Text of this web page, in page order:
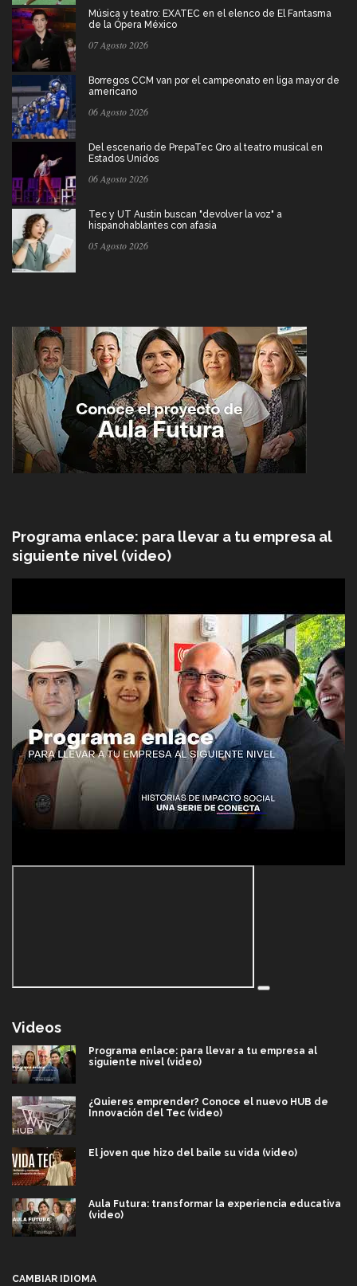
Música y teatro: EXATEC en el elenco de El Fantasma
de la Ópera México
07 Agosto 2026
Borregos CCM van por el campeonato en liga mayor de
americano
06 Agosto 2026
Del escenario de PrepaTec Qro al teatro musical en
Estados Unidos
06 Agosto 2026
Tec y UT Austin buscan "devolver la voz" a
hispanohablantes con afasia
05 Agosto 2026
Programa enlace: para llevar a tu empresa al
siguiente nivel (video)
Videos
Programa enlace: para llevar a tu empresa al
siguiente nivel (video)
¿Quieres emprender? Conoce el nuevo HUB de
Innovación del Tec (video)
El joven que hizo del baile su vida (video)
Aula Futura: transformar la experiencia educativa
(video)
CAMBIAR IDIOMA